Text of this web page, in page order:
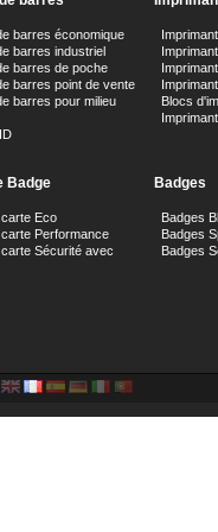
barres économique
barres industriel
barres de poche
barres point de vente
barres pour milieu
Blocs
Badge
Eco
Performance
Sécurité avec
Badges
Badges
Badges
Badges